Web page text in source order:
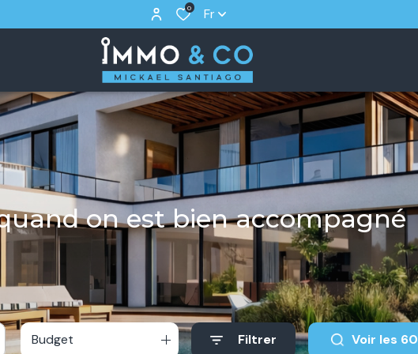
0 Fr
on est bien accompagné
Budget Filtrer Voir les 60